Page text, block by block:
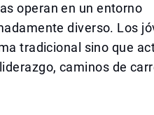
operan en un entorno
diverso. Los
tradicional sino que
caminos de